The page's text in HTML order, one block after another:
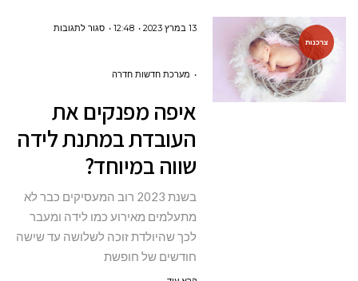
צרכנות
13 במרץ 2023 12:48 סגור לתגובותעל
העובדת
במתנת
מערכת חדשות חדרה
איפה מפנקים את
העובדת במתנת לידה
שווה במיוחד?
בשנת 2023 רוב המעסיקים כבר לא
מתעלמים מאירוע כמו לידה ומעבר
לכך שהיולדת זוכה לשלושה עד שישה
חודשים של חופשת